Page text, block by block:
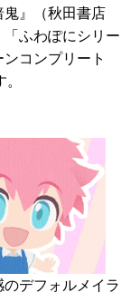
』（秋田書店
「ふわぽにシリー
コンプリート
デフォルメイラ